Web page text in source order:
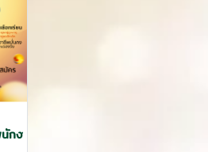
กงานผู้ช่วยทางการพยาบาล 420 ชม. (